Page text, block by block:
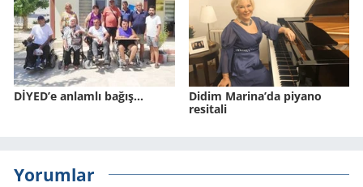
DİYED’e anlamlı bağış…
Didim Marina’da piyano
resitali
Yorumlar